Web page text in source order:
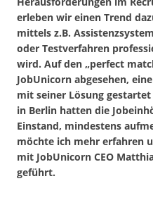
erleben wir einen Trend
mittels z.B.
oder Testverfahren
wird. Auf den „perfect
JobUnicorn abgesehen,
mit seiner Lösung
in Berlin hatten die
Einstand, mindestens
möchte ich mehr erfahren
mit JobUnicorn CEO
geführt.